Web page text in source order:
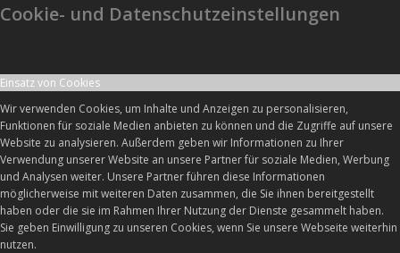
Cookie- und Datenschutzeinstellungen
Einsatz von Cookies
Wir verwenden Cookies, um Inhalte und Anzeigen zu personalisieren,
Funktionen für soziale Medien anbieten zu können und die Zugriffe auf unsere
Website zu analysieren. Außerdem geben wir Informationen zu Ihrer
Verwendung unserer Website an unsere Partner für soziale Medien, Werbung
und Analysen weiter. Unsere Partner führen diese Informationen
möglicherweise mit weiteren Daten zusammen, die Sie ihnen bereitgestellt
haben oder die sie im Rahmen Ihrer Nutzung der Dienste gesammelt haben.
Sie geben Einwilligung zu unseren Cookies, wenn Sie unsere Webseite weiterhin
nutzen.